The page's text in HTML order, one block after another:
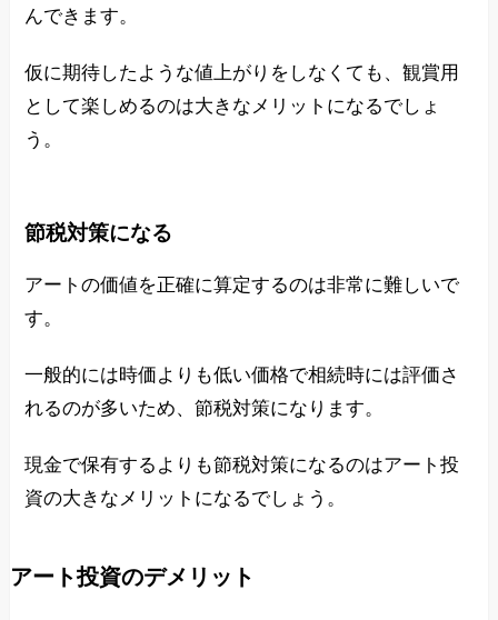
んできます。
仮に期待したような値上がりをしなくても、観賞用
として楽しめるのは大きなメリットになるでしょ
う。
節税対策になる
アートの価値を正確に算定するのは非常に難しいで
す。
一般的には時価よりも低い価格で相続時には評価さ
れるのが多いため、節税対策になります。
現金で保有するよりも節税対策になるのはアート投
資の大きなメリットになるでしょう。
アート投資のデメリット